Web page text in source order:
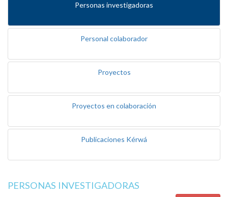
Personas investigadoras
Personal colaborador
Proyectos
Proyectos en colaboración
Publicaciones Kérwá
PERSONAS INVESTIGADORAS